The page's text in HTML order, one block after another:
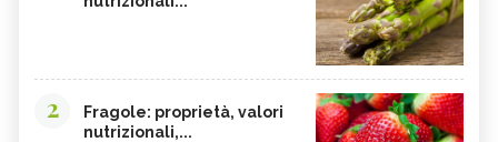
2
Fragole: proprietà, valori
nutrizionali,...